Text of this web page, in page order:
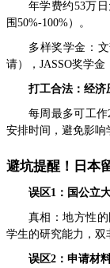
年学费约53万
围50%-100%）。
多样奖学金：
请），JASSO奖学金
打工合法：经济
每周最多可工作
安排时间，避免影响
避坑提醒！日本
误区1：国公立
真相：地方性
学生的研究能力，双
误区2：申请材